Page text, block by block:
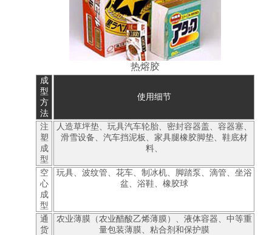
热熔胶
成
型
方
法
使用细节
注
塑
成
型
人造草坪垫、玩具汽车轮胎、密封容器盖、容器塞、
滑雪设备、汽车挡泥板、家具腿橡胶脚垫、鞋底材
料、
空
心
成
型
玩具、波纹管、花车、制冰机、脚踏泵、滴管、坐浴
盆、浴鞋、橡胶球
通
货
农业薄膜（农业醋酸乙烯薄膜）、液体容器、中等重
量包装薄膜、粘合剂和保护膜